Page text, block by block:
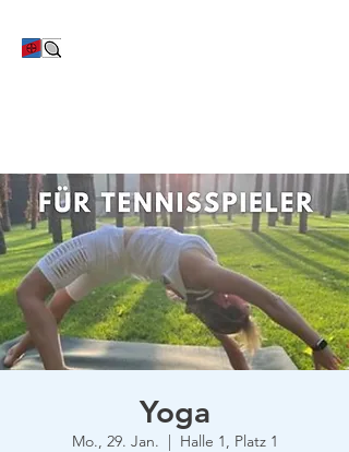
Yoga
Mo., 29. Jan.
  |
Halle 1, Platz 1